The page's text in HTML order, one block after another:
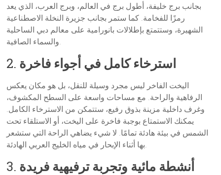
بجانب برج خليفة، أطول برج في العالم، وبرج العرب، الذي يعد
رمزًا للفخامة. كما ستمر بجانب جزيرة النخلة الاصطناعية
الشهيرة، وستتمتع بإطلالات بانورامية على معالم دبي الساحلية
والسماء الصافية.
2. استرخاء كامل في أجواء فاخرة
اليخت الفاخر ليس مجرد وسيلة للنقل، بل هو مكان يعكس
الرفاهية والراحة. مع مساحات واسعة على السطح المكشوف،
وغرف داخلية مزينة بذوق رفيع، ستتمكن من الاسترخاء الكامل.
يمكنك الاستمتاع بوجبة فاخرة على اليخت، أو الاستلقاء تحت
الشمس في بيئة هادئة تمامًا. لا شيء يضاهي الراحة التي ستشعر
بها أثناء الإبحار في مياه الخليج العربي الهادئة.
3. أنشطة مائية وتجربة ترفيهية فريدة